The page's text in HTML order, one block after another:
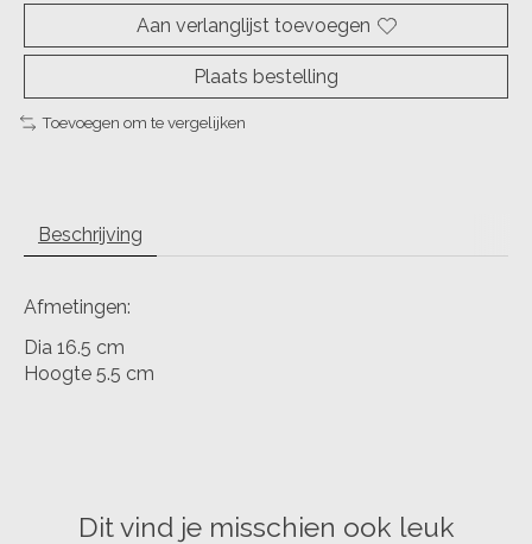
Aan verlanglijst toevoegen
Plaats bestelling
Toevoegen om te vergelijken
Beschrijving
Afmetingen:
Dia 16.5 cm
Hoogte 5.5 cm
Dit vind je misschien ook leuk